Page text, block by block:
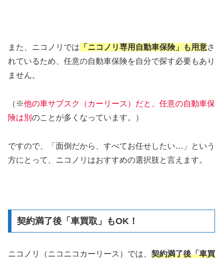
また、ニコノリでは 「ニコノリ専用自動車保険」も用意さ
れているため、任意の自動車保険を自分で探す必要もあり
ません。
（※他の車サブスク（カーリース）だと、任意の自動車保
険は別 のことが多くなっています。）
ですので、「面倒だから、すべてお任せしたい…」という
方にとって、ニコノリはおすすめの選択肢と言えます。
契約満了後「車買取」もOK！
ニコノリ（ニコニコカーリース）では、 契約満了後「車買